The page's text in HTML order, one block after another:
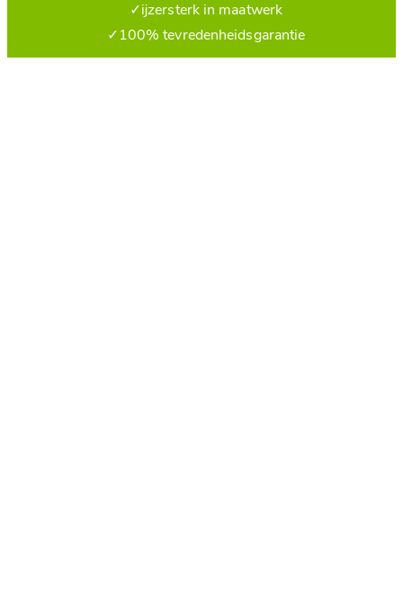
✓ijzersterk in maatwerk
✓ 100% tevredenheidsgarantie